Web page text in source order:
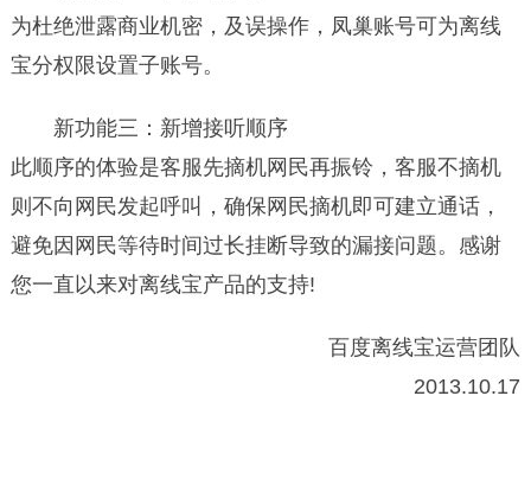
为杜绝泄露商业机密，及误操作，凤巢账号可为离线
宝分权限设置子账号。
新功能三：新增接听顺序
此顺序的体验是客服先摘机网民再振铃，客服不摘机
则不向网民发起呼叫，确保网民摘机即可建立通话，
避免因网民等待时间过长挂断导致的漏接问题。感谢
您一直以来对离线宝产品的支持!
百度离线宝运营团队
2013.10.17